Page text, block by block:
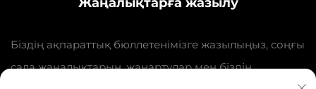
Біздің ақпараттық бюллетенімізге жазылыңыз, соңғы
сала жаңалықтарын, жаңартулар мен біздің